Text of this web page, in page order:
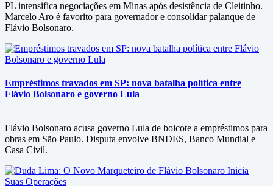
PL intensifica negociações em Minas após desistência de Cleitinho.
Marcelo Aro é favorito para governador e consolidar palanque de
Flávio Bolsonaro.
Empréstimos travados em SP: nova batalha política entre
Flávio Bolsonaro e governo Lula
Flávio Bolsonaro acusa governo Lula de boicote a empréstimos para
obras em São Paulo. Disputa envolve BNDES, Banco Mundial e
Casa Civil.